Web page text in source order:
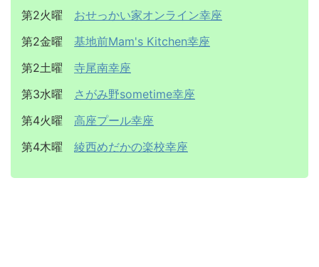
第2火曜 おせっかい家オンライン幸座
第2金曜 基地前Mam's Kitchen幸座
第2土曜 寺尾南幸座
第3水曜 さがみ野sometime幸座
第4火曜 高座プール幸座
第4木曜 綾西めだかの楽校幸座